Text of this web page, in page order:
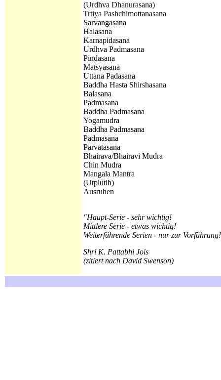
(Urdhva Dhanurasana)
Trtiya Pashchimottanasana
Sarvangasana
Halasana
Karnapidasana
Urdhva Padmasana
Pindasana
Matsyasana
Uttana Padasana
Baddha Hasta Shirshasana
Balasana
Padmasana
Baddha Padmasana
Yogamudra
Baddha Padmasana
Padmasana
Parvatasana
Bhairava/Bhairavi Mudra
Chin Mudra
Mangala Mantra
(Utplutih)
Ausruhen
"Haupt-Serie - sehr wichtig!
Mittlere Serie - etwas wichtig!
Weiterführende Serien - nur zur
Shri K. Pattabhi Jois
(zitiert nach David Swenson)